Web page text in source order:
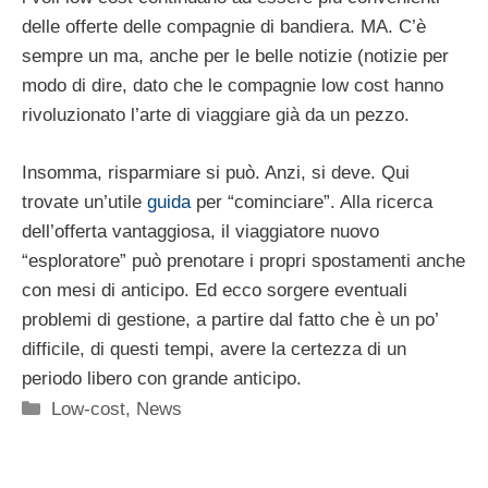
delle offerte delle compagnie di bandiera. MA. C’è
sempre un ma, anche per le belle notizie (notizie per
modo di dire, dato che le compagnie low cost hanno
rivoluzionato l’arte di viaggiare già da un pezzo.
Insomma, risparmiare si può. Anzi, si deve. Qui
trovate un’utile guida per “cominciare”. Alla ricerca
dell’offerta vantaggiosa, il viaggiatore nuovo
“esploratore” può prenotare i propri spostamenti anche
con mesi di anticipo. Ed ecco sorgere eventuali
problemi di gestione, a partire dal fatto che è un po’
difficile, di questi tempi, avere la certezza di un
periodo libero con grande anticipo.
Categorie
Low-cost, News